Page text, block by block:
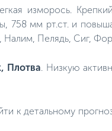
изморось.
758 мм рт.ст. и
Налим, Пелядь, Сиг,
Плотва . Низкую
к детальному